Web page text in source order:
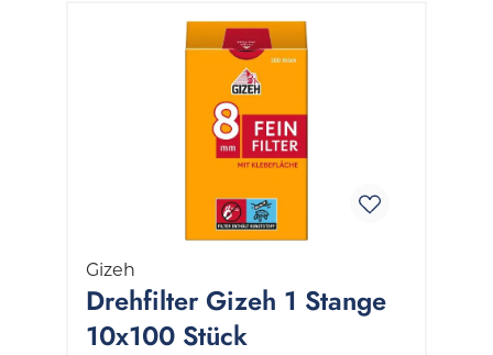
Gizeh
Drehfilter Gizeh 1 Stange
10x100 Stück